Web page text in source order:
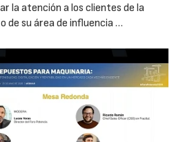
la atención a los clientes de la
de su área de influencia …